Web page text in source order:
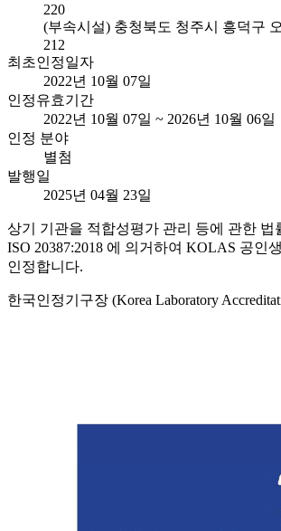
220
(부속시설) 충청북도 청주시 흥덕구
212
최초인정일자
2022년 10월 07일
인정유효기간
2022년 10월 07일 ~ 2026년 10월 06일
인정 분야
별첨
발행일
2025년 04월 23일
상기 기관을 적합성평가 관리 등에 관한 법
ISO 20387:2018 에 의거하여 KOLAS 공인
인정합니다.
한국인정기구장 (Korea Laboratory